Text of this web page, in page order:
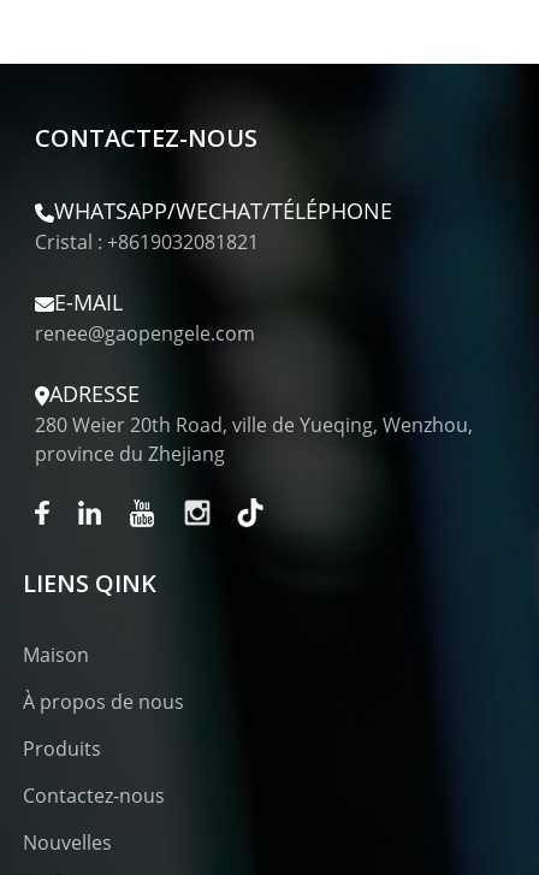
CONTACTEZ-NOUS
WHATSAPP/WECHAT/TÉLÉPHONE
Cristal : +8619032081821
E-MAIL
renee@gaopengele.com
ADRESSE
280 Weier 20th Road, ville de Yueqing, Wenzhou,
province du Zhejiang
LIENS QINK
Maison
À propos de nous
Produits
Contactez-nous
Nouvelles